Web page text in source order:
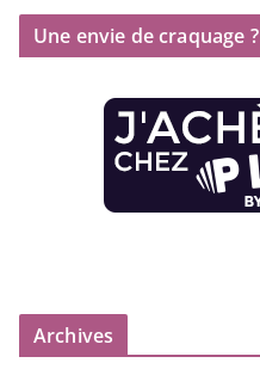
Une envie de craquage ?
Archives